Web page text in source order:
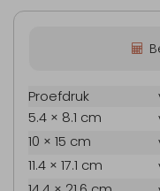
Proefdruk
5.4 × 8.1 cm
10 × 15 cm
11.4 × 17.1 cm